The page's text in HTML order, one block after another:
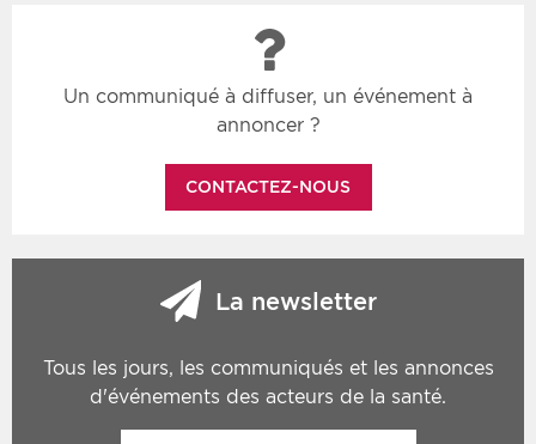
Un communiqué à diffuser, un événement à
annoncer ?
CONTACTEZ-NOUS
La newsletter
Tous les jours, les communiqués et les annonces
d'événements des acteurs de la santé.